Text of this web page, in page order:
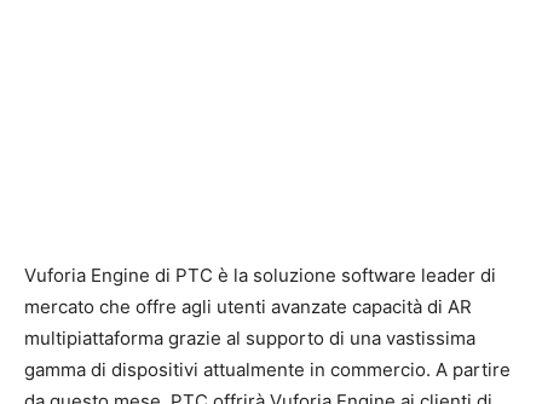
Vuforia Engine di PTC è la soluzione software leader di
mercato che offre agli utenti avanzate capacità di AR
multipiattaforma grazie al supporto di una vastissima
gamma di dispositivi attualmente in commercio. A partire